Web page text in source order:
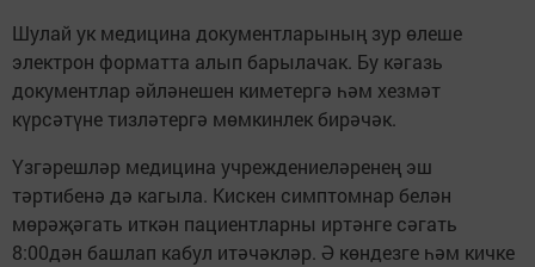
Шулай ук медицина документларының зур өлеше
электрон форматта алып барылачак. Бу кәгазь
документлар әйләнешен киметергә һәм хезмәт
күрсәтүне тизләтергә мөмкинлек бирәчәк.
Үзгәрешләр медицина учреждениеләренең эш
тәртибенә дә кагыла. Кискен симптомнар белән
мөрәҗәгать иткән пациентларны иртәнге сәгать
8:00дән башлап кабул итәчәкләр. Ә көндезге һәм кичке